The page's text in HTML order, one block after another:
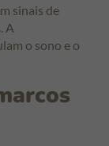
sinais de
A
o sono e o